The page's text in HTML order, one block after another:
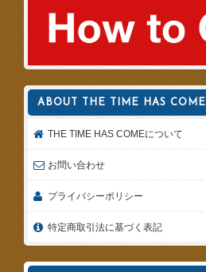
ABOUT THE TIME HAS COME
THE TIME HAS COMEについて
お問い合わせ
プライバシーポリシー
特定商取引法に基づく表記